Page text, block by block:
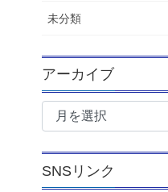
未分類
アーカイブ
ア
ブ
SNSリンク